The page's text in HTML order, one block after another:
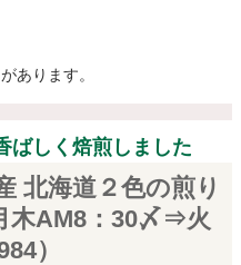
あります。
ばしく焙煎しました
北海道２色の煎り
木AM8：30〆⇒火
）